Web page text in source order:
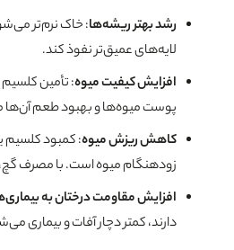
رشد بهتر ریشه‌ها: خاک نرم‌تر
لایه‌های عمیق‌تر نفوذ کند.
افزایش کیفیت میوه: تأمین
پوست میوه‌ها و بهبود طعم
کاهش ریزش میوه: کمبود کلسیم
زودهنگام میوه است. با مصرف
افزایش مقاومت درختان به
دارند، کمتر دچار آفات و بیماری